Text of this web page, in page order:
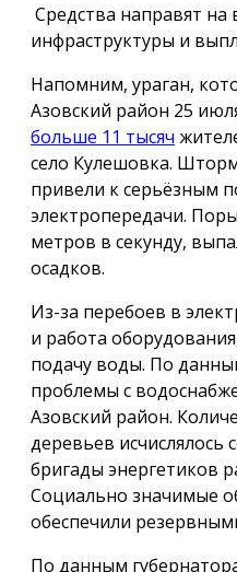
Средства направят на
инфраструктуры и
Напомним, ураган,
Азовский район 25
больше 11 тысяч
село Кулешовка.
привели к серьёзным
электропередачи.
метров в секунду,
осадков.
Из-за перебоев в
и работа
подачу воды. По
проблемы с
Азовский район.
деревьев исчислялось
бригады энергетиков
Социально значимые
обеспечили
По данным